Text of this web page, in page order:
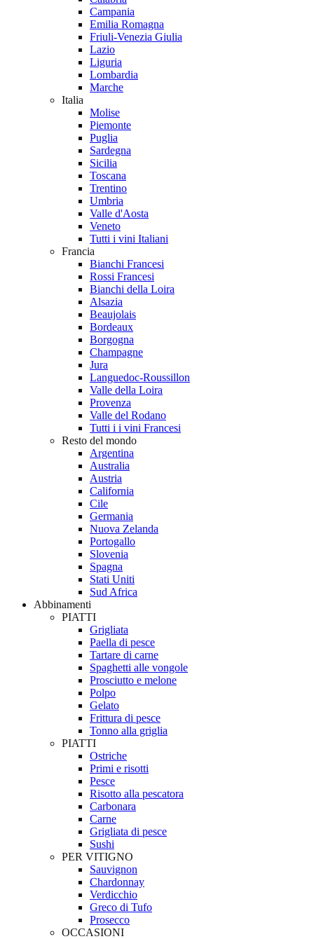
Campania
Emilia Romagna
Friuli-Venezia Giulia
Lazio
Liguria
Lombardia
Marche
Italia
Molise
Piemonte
Puglia
Sardegna
Sicilia
Toscana
Trentino
Umbria
Valle d'Aosta
Veneto
Tutti i vini Italiani
Francia
Bianchi Francesi
Rossi Francesi
Bianchi della Loira
Alsazia
Beaujolais
Bordeaux
Borgogna
Champagne
Jura
Languedoc-Roussillon
Valle della Loira
Provenza
Valle del Rodano
Tutti i i vini Francesi
Resto del mondo
Argentina
Australia
Austria
California
Cile
Germania
Nuova Zelanda
Portogallo
Slovenia
Spagna
Stati Uniti
Sud Africa
Abbinamenti
PIATTI
Grigliata
Paella di pesce
Tartare di carne
Spaghetti alle vongole
Prosciutto e melone
Polpo
Gelato
Frittura di pesce
Tonno alla griglia
PIATTI
Ostriche
Primi e risotti
Pesce
Risotto alla pescatora
Carbonara
Carne
Grigliata di pesce
Sushi
PER VITIGNO
Sauvignon
Chardonnay
Verdicchio
Greco di Tufo
Prosecco
OCCASIONI